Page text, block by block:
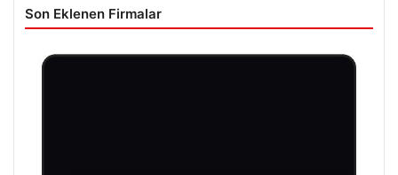
Son Eklenen Firmalar